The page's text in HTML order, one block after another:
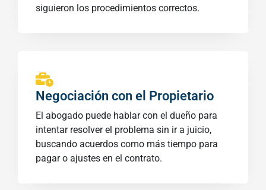
siguieron los procedimientos correctos.
Negociación con el Propietario
El abogado puede hablar con el dueño para
intentar resolver el problema sin ir a juicio,
buscando acuerdos como más tiempo para
pagar o ajustes en el contrato.